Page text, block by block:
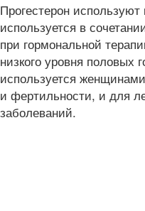
Прогестерон
используется в
при гормональной
низкого уровня
используется
и фертильности, и для
заболеваний.